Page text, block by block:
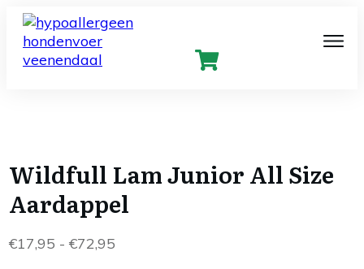
Wildfull Lam Junior All Size
Aardappel
€17,95 - €72,95